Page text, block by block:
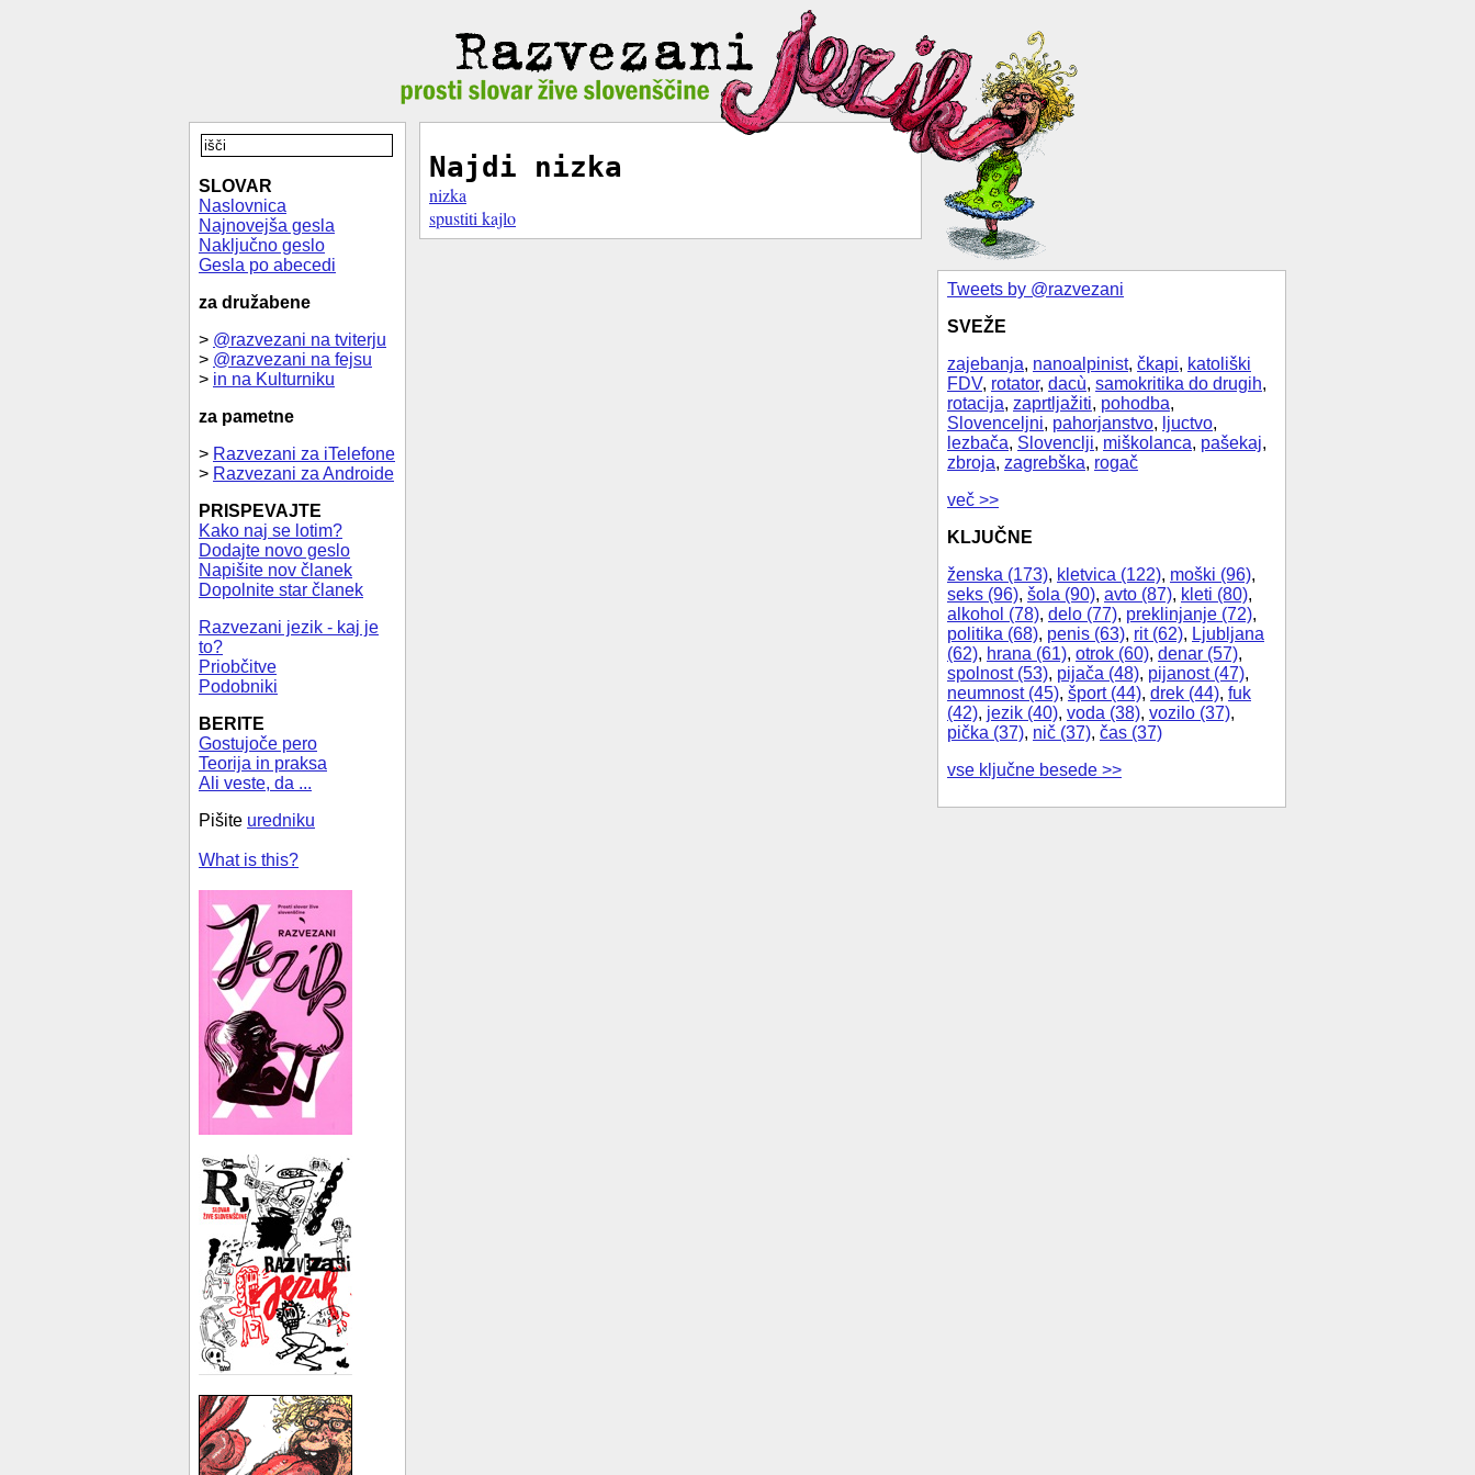
Tweets by @razvezani
SVEŽE
zajebanja, nanoalpinist, čkapi, katoliški
FDV, rotator, dacù, samokritika do drugih,
rotacija, zaprtljažiti, pohodba,
Slovenceljni, pahorjanstvo, ljuctvo,
lezbača, Slovenclji, miškolanca, pašekaj,
zbroja, zagrebška, rogač
več >>
KLJUČNE
ženska (173), kletvica (122), moški (96),
seks (96), šola (90), avto (87), kleti (80),
alkohol (78), delo (77), preklinjanje (72),
politika (68), penis (63), rit (62), Ljubljana
(62), hrana (61), otrok (60), denar (57),
spolnost (53), pijača (48), pijanost (47),
neumnost (45), šport (44), drek (44), fuk
(42), jezik (40), voda (38), vozilo (37),
pička (37), nič (37), čas (37)
vse ključne besede >>
SLOVAR
Naslovnica
Najnovejša gesla
Naključno geslo
Gesla po abecedi
za družabene
> @razvezani na tviterju
> @razvezani na fejsu
> in na Kulturniku
za pametne
> Razvezani za iTelefone
> Razvezani za Androide
PRISPEVAJTE
Kako naj se lotim?
Dodajte novo geslo
Napišite nov članek
Dopolnite star članek
Razvezani jezik - kaj je
to?
Priobčitve
Podobniki
BERITE
Gostujoče pero
Teorija in praksa
Ali veste, da ...
Pišite uredniku
What is this?
Najdi nizka
nizka
spustiti kajlo